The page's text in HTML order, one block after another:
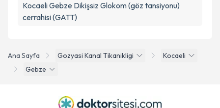
Ana Sayfa Gozyasi Kanal Tikanikligi
Kocaeli
Gebze
Kocaeli Gebze Dikişsiz Glokom (göz tansiyonu)
cerrahisi (GATT)